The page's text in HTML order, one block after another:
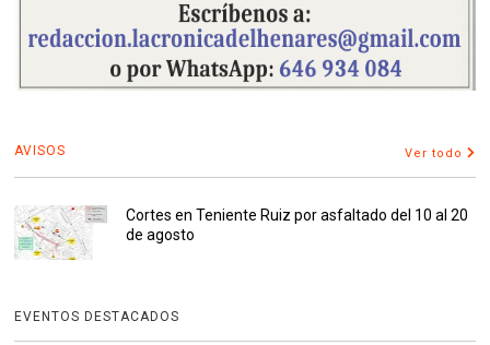
AVISOS Ver todo
Cortes en Teniente Ruiz por asfaltado del 10 al 20
de agosto
EVENTOS DESTACADOS